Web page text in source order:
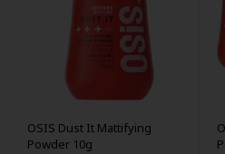
OSIS Dust It Mattifying
Powder 10g